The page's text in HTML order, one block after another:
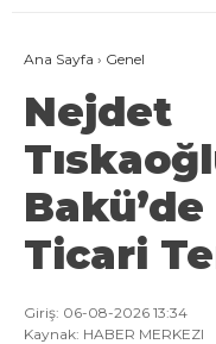
Ana Sayfa › Genel
Nejdet
Ticari
Giriş: 06-08-2026 13:34
Kaynak: HABER MERKEZI